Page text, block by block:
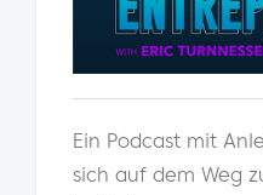
Ein Podcast mit
sich auf dem Weg